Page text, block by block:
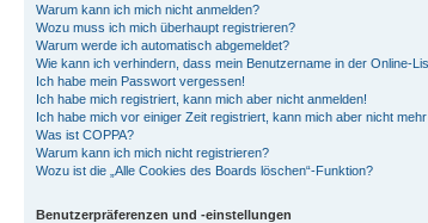
Warum kann ich mich nicht anmelden?
Wozu muss ich mich überhaupt registrieren?
Warum werde ich automatisch abgemeldet?
Wie kann ich verhindern, dass mein Benutzername in der Online-
Ich habe mein Passwort vergessen!
Ich habe mich registriert, kann mich aber nicht anmelden!
Ich habe mich vor einiger Zeit registriert, kann mich aber nicht
Was ist COPPA?
Warum kann ich mich nicht registrieren?
Wozu ist die „Alle Cookies des Boards löschen“-Funktion?
Benutzerpräferenzen und -einstellungen